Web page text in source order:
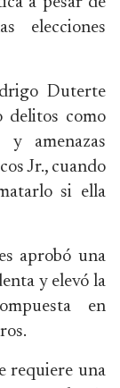
elecciones
Duterte
delitos como
y amenazas
Jr., cuando
si ella
aprobó una
y elevó la
en
requiere una